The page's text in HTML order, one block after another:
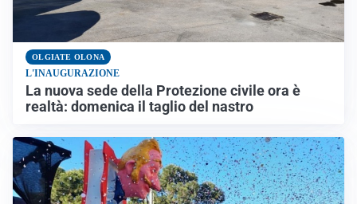
OLGIATE OLONA
L'INAUGURAZIONE
La nuova sede della Protezione civile ora è
realtà: domenica il taglio del nastro